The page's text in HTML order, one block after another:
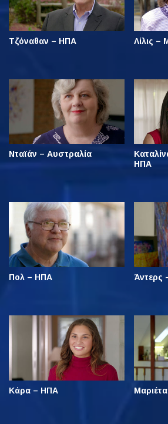
Τζόναθαν – ΗΠΑ Λίλις –
Νταϊάν – Αυστραλία
ΗΠΑ
Πολ – ΗΠΑ Άντερς
Κάρα – ΗΠΑ